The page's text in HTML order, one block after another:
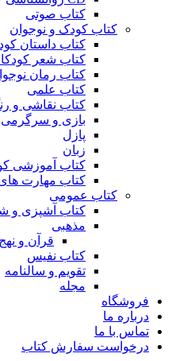
کتاب صوتی
کتاب کودک و نوجوان
کتاب داستان
کتاب شعر
کتاب رمان
کتاب علمی
کتاب نقاشی و
بازی و سرگرمی
پازل
زبان
کتاب آموزشی
کتاب مهارت
کتاب عمومی
کتاب آشپزی و
مذهبی
قرآن و نهج
کتاب نفیس
تقویم و سالنامه
مجله
فروشگاه
درباره ما
تماس با ما
درخواست سفارش کتاب